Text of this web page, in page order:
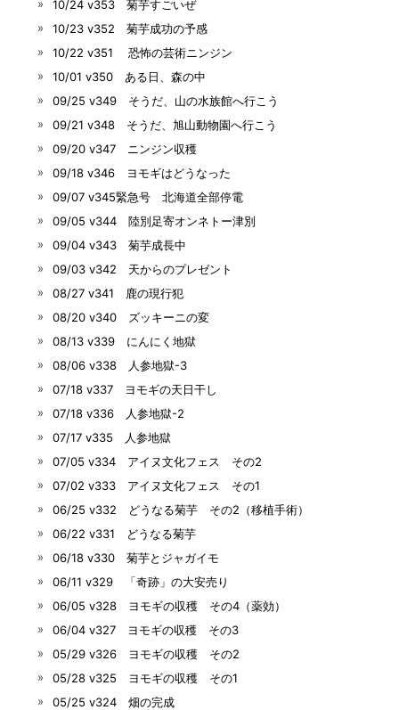
10/24 v353 菊芋すごいぜ
10/23 v352 菊芋成功の予感
10/22 v351 恐怖の芸術ニンジン
10/01 v350 ある日、森の中
09/25 v349 そうだ、山の水族館へ行こう
09/21 v348 そうだ、旭山動物園へ行こう
09/20 v347 ニンジン収穫
09/18 v346 ヨモギはどうなった
09/07 v345緊急号 北海道全部停電
09/05 v344 陸別足寄オンネトー津別
09/04 v343 菊芋成長中
09/03 v342 天からのプレゼント
08/27 v341 鹿の現行犯
08/20 v340 ズッキーニの変
08/13 v339 にんにく地獄
08/06 v338 人参地獄-3
07/18 v337 ヨモギの天日干し
07/18 v336 人参地獄-2
07/17 v335 人参地獄
07/05 v334 アイヌ文化フェス その2
07/02 v333 アイヌ文化フェス その1
06/25 v332 どうなる菊芋 その2（移植手術）
06/22 v331 どうなる菊芋
06/18 v330 菊芋とジャガイモ
06/11 v329 「奇跡」の大安売り
06/05 v328 ヨモギの収穫 その4（薬効）
06/04 v327 ヨモギの収穫 その3
05/29 v326 ヨモギの収穫 その2
05/28 v325 ヨモギの収穫 その1
05/25 v324 畑の完成